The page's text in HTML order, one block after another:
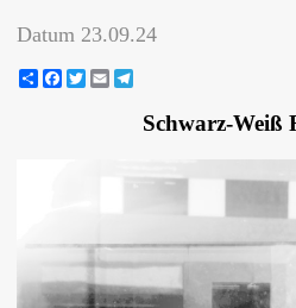
Datum 23.09.24
ShareFacebook
Twitter
Email
Schwarz-Weiß